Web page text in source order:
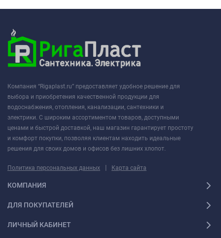
Компания “Rigaplast.ru” предоставляет удобное решение для
выбора и приобретения качественной продукции для
водоснабжения, отопления, канализации, сантехники и
электрики. С широким ассортиментом товаров, доступными
ценами и быстрой доставкой, наш магазин гарантирует простоту
и комфорт покупки, позволяя клиентам находить идеальные
решения для своих домов и офисов без лишних хлопот.
Политика персональных данных | Карта сайта
КОМПАНИЯ
ДЛЯ ПОКУПАТЕЛЕЙ
ЛИЧНЫЙ КАБИНЕТ